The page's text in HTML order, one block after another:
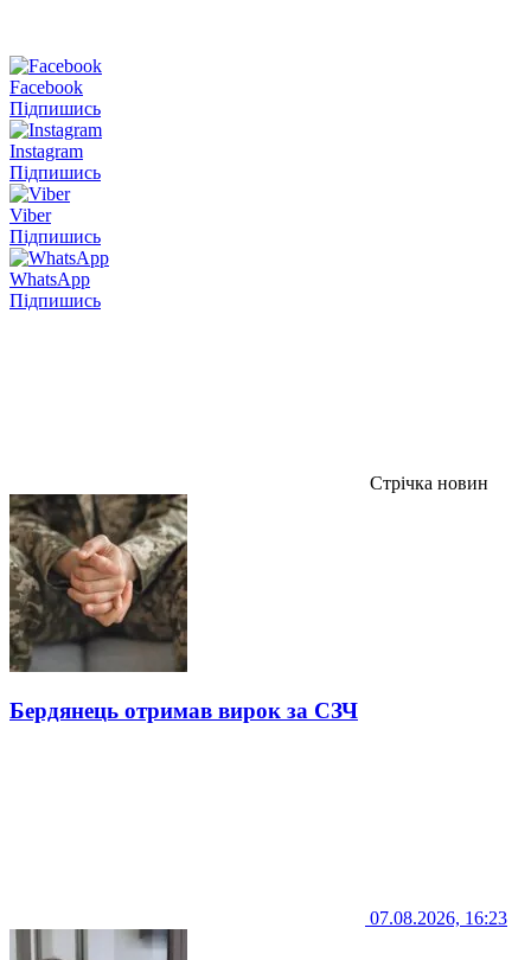
Facebook
Підпишись
Instagram
Підпишись
Viber
Підпишись
WhatsApp
Підпишись
Стрічка новин
Бердянець отримав вирок за СЗЧ
07.08.2026, 16:23